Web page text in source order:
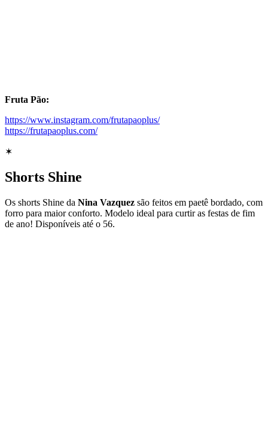
Fruta Pão:
https://www.instagram.com/frutapaoplus/
https://frutapaoplus.com/
✶
Shorts Shine
Os shorts Shine da Nina Vazquez são feitos em paetê bordado, com
forro para maior conforto. Modelo ideal para curtir as festas de fim
de ano! Disponíveis até o 56.